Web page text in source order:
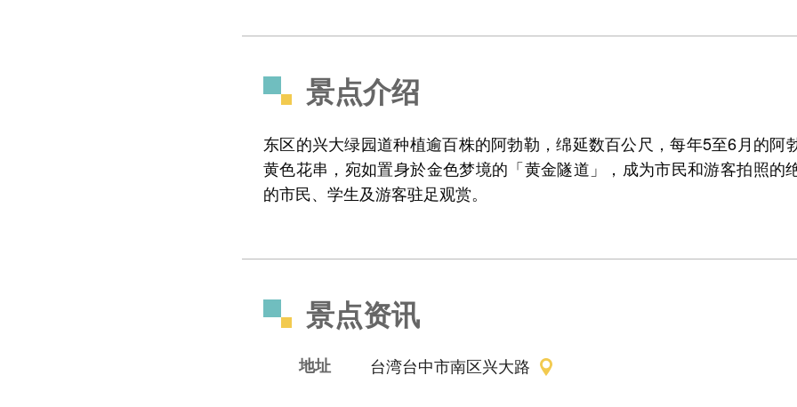
景点介绍
东区的兴大绿园道种植逾百株的阿勃勒，绵延数百公尺，每年5至6月的阿
黄色花串，宛如置身於金色梦境的「黄金隧道」，成为市民和游客拍照的
的市民、学生及游客驻足观赏。
景点资讯
地址 台湾台中市南区兴大路